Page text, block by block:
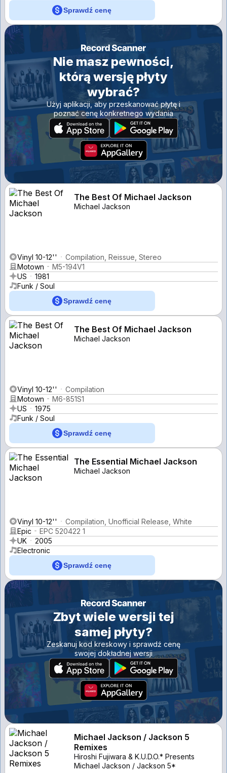
Sprawdź cenę
Nie masz pewności,
którą wersję płyty
wybrać?
Użyj aplikacji, aby przeskanować płytę i
poznać cenę konkretnego wydania
The Best Of Michael Jackson
Michael Jackson
Vinyl 10-12''
Compilation, Reissue, Stereo
Motown
M5-194V1
US
1981
Funk / Soul
Sprawdź cenę
The Best Of Michael Jackson
Michael Jackson
Vinyl 10-12''
Compilation
Motown
M6-851S1
US
1975
Funk / Soul
Sprawdź cenę
The Essential Michael Jackson
Michael Jackson
Vinyl 10-12''
Compilation, Unofficial Release, White
Epic
EPC 520422 1
UK
2005
Electronic
Sprawdź cenę
Zbyt wiele wersji tej
samej płyty?
Zeskanuj kod kreskowy i sprawdź cenę
swojej dokładnej wersji
Michael Jackson / Jackson 5
Remixes
Hiroshi Fujiwara & K.U.D.O.* Presents
Michael Jackson / Jackson 5*